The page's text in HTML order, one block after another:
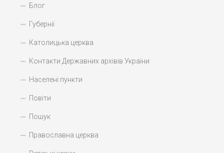
Блог
Губернії
Католицька церква
Контакти Державних архівів України
Населені пункти
Повіти
Пошук
Православна церква